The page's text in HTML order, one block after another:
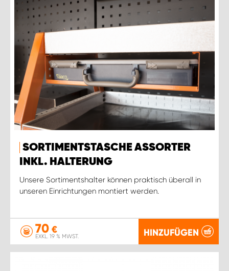
SORTIMENTSTASCHE ASSORTER
INKL. HALTERUNG
Unsere Sortimentshalter können praktisch überall in
unseren Einrichtungen montiert werden.
70 €
EXKL. 19 % MWST. HINZUFÜGEN